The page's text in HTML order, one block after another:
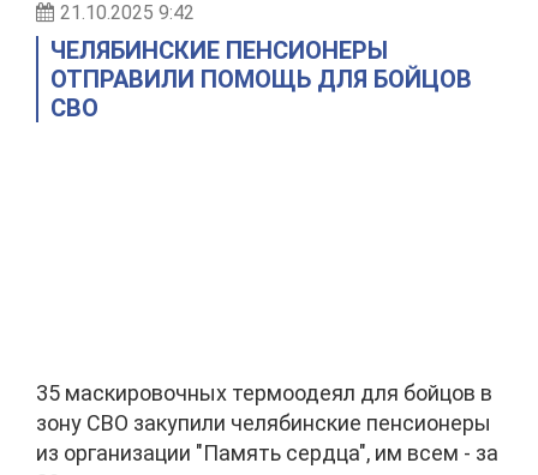
21.10.2025 9:42
ЧЕЛЯБИНСКИЕ ПЕНСИОНЕРЫ
ОТПРАВИЛИ ПОМОЩЬ ДЛЯ БОЙЦОВ
СВО
35 маскировочных термоодеял для бойцов в
зону СВО закупили челябинские пенсионеры
из организации "Память сердца", им всем - за